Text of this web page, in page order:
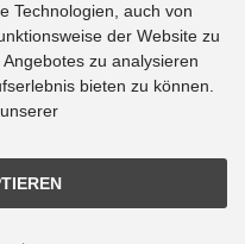
Technologien, auch von
der Website zu
zu analysieren
bieten zu können.